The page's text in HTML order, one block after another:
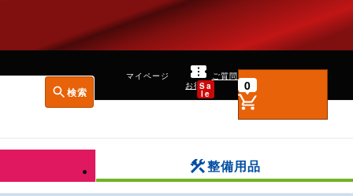
検索
マイページ
トップ
購入予定
リスト
Sa
le
お得！
ご質問
0
整備用品